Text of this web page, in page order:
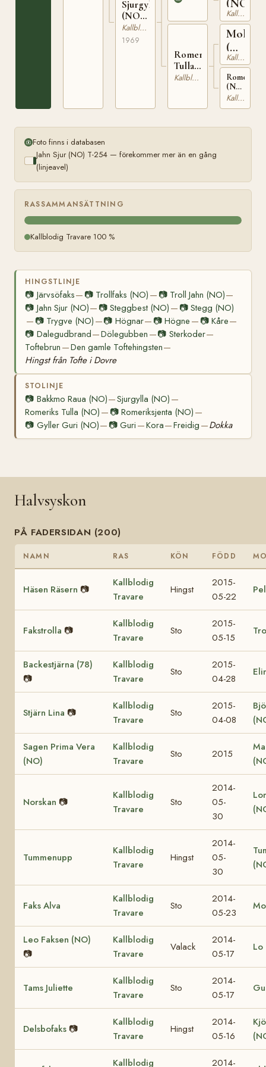
Sjurgylla
(NO)
T-
24153
Kallblodig Travare
1969
Romeriks
Tulla
(NO)Kallblodig Travare
(NO)
Kallblodig Travare
Molvin
(NO)
T-
191
Kallblodig Travare
(NO)
T- Kallblodig Travare
Foto finns i databasen
Jahn Sjur (NO) T-254 — förekommer mer än en gång
(linjeavel)
RASSAMMANSÄTTNING
Kallblodig Travare 100 %
HINGSTLINJE
📷 Järvsöfaks— 📷 Trollfaks (NO) — 📷 Troll Jahn (NO)—
📷 Jahn Sjur (NO)— 📷Steggbest (NO) — 📷 Stegg (NO)
— 📷 Trygve (NO) —📷 Högnar— 📷Högne — 📷 Kåre—
📷 Dalegudbrand—Dölegubben —📷 Sterkoder—
Toftebrun —Den gamle Toftehingsten—
Hingst från Tofte i Dovre
STOLINJE
📷 Bakkmo Raua (NO)—Sjurgylla (NO) —
Romeriks Tulla (NO) — 📷Romeriksjenta (NO) —
📷 Gyller Guri (NO)— 📷Guri —Kora—Freidig —Dokka
Halvsyskon
PÅ FADERSIDAN (200)
NAMN RAS KÖN FÖDD
Häsen Räsern 📷
Kallblodig
Travare
Hingst
2015-
05-22
Fakstrolla 📷
Kallblodig
Travare
Sto
2015-
05-15
Backestjärna (78)
📷
Kallblodig
Travare
Sto
2015-
04-28
Stjärn Lina 📷
Kallblodig
Travare
Sto
2015-
04-08
Sagen Prima Vera
(NO)
Kallblodig
Travare
Sto 2015
Norskan 📷
Kallblodig
Travare
Sto
2014-
05-
30
Tummenupp
Kallblodig
Travare
Hingst
2014-
05-
30
Faks Alva
Kallblodig
Travare
Sto
2014-
05-23
Leo Faksen (NO)
📷
Kallblodig
Travare
Valack
2014-
05-17
Lo
Tams Juliette
Kallblodig
Travare
Sto
2014-
05-17
Delsbofaks 📷
Kallblodig
Travare
Hingst
2014-
05-16
Kallblodig 2014-